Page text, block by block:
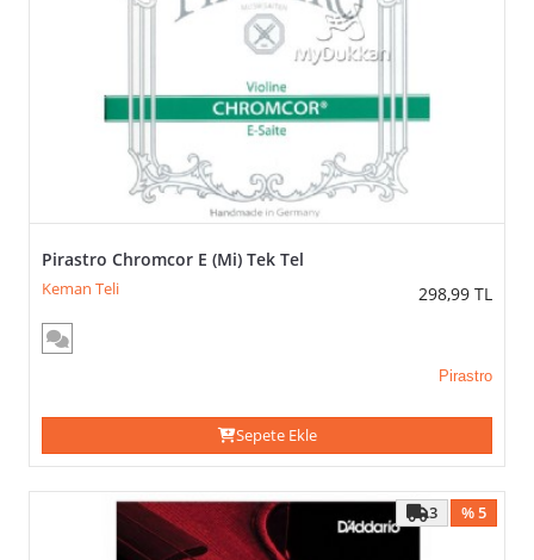
Pirastro Chromcor E (Mi) Tek Tel
Keman Teli 298,99 TL
Pirastro
Sepete Ekle
% 5
3